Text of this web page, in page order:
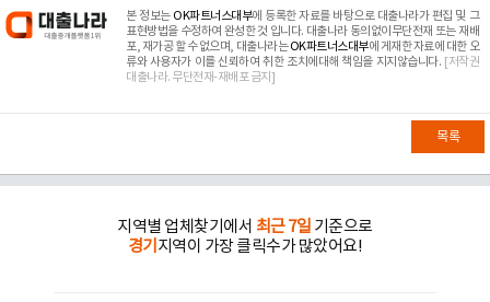
본 정보는 OK파트너스대부에 등록한 자료를 바탕으로 대출나라가 편집 및 그
표현방법을 수정하여 완성한 것 입니다. 대출나라 동의없이무단전재 또는 재배
포, 재가공 할 수 없으며, 대출나라는OK파트너스대부에 게재한 자료에 대한 오
류와 사용자가 이를 신뢰하여 취한 조치에대해 책임을 지지않습니다. [저작권
대출나라. 무단전재-재배포 금지]
목록
지역별 업체찾기에서 최근 7일 기준으로
경기 지역이 가장 클릭수가 많았어요!